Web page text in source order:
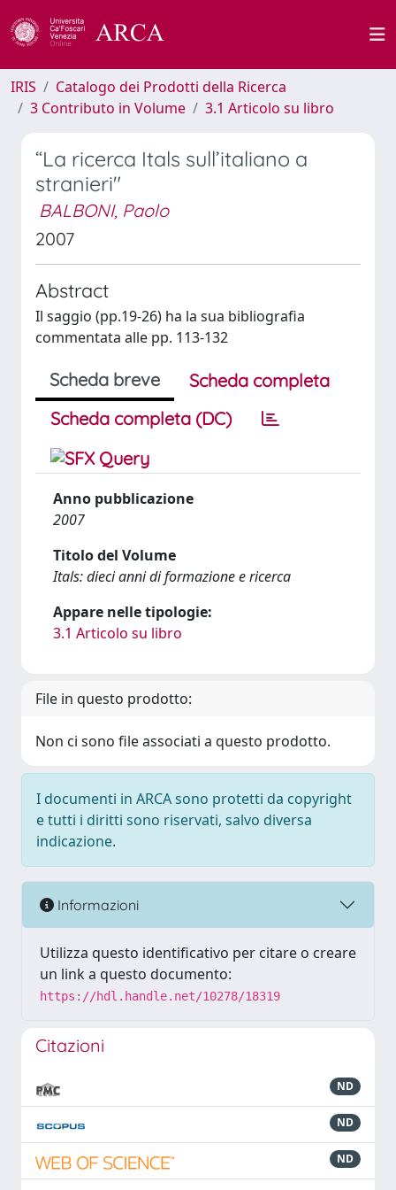
IRIS
Catalogo dei Prodotti della Ricerca
3 Contributo in Volume
3.1 Articolo su libro
“La ricerca Itals sull’italiano a
stranieri"
BALBONI, Paolo
2007
Abstract
Il saggio (pp.19-26) ha la sua bibliografia
commentata alle pp. 113-132
Scheda breve
Scheda completa
Scheda completa (DC)
Anno pubblicazione
2007
Titolo del Volume
Itals: dieci anni di formazione e ricerca
Appare nelle tipologie:
3.1 Articolo su libro
File in questo prodotto:
Non ci sono file associati a questo prodotto.
I documenti in ARCA sono protetti da copyright
e tutti i diritti sono riservati, salvo diversa
indicazione.
Informazioni
Utilizza questo identificativo per citare o creare
un link a questo documento:
https://hdl.handle.net/10278/18319
Citazioni
ND
ND
ND